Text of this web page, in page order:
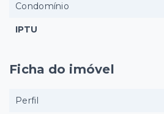
Condomínio
IPTU
Ficha do imóvel
Perfil